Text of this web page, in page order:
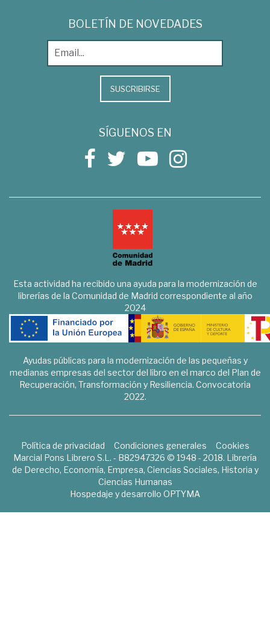
BOLETÍN DE NOVEDADES
SUSCRIBIRSE
SÍGUENOS EN
Esta actividad ha recibido una ayuda para la modernización de
librerías de la Comunidad de Madrid correspondiente al año
2024
Ayudas públicas para la modernización de las pequeñas y
medianas empresas del sector del libro en el marco del Plan de
Recuperación, Transformación y Resiliencia. Convocatoria
2022.
Política de privacidad Condiciones generales
Cookies
Marcial Pons Librero S.L. - B82947326 © 1948 - 2018. Librería
de Derecho, Economía, Empresa, Ciencias Sociales, Historia y
Ciencias Humanas
Hospedaje y desarrollo OPTYMA